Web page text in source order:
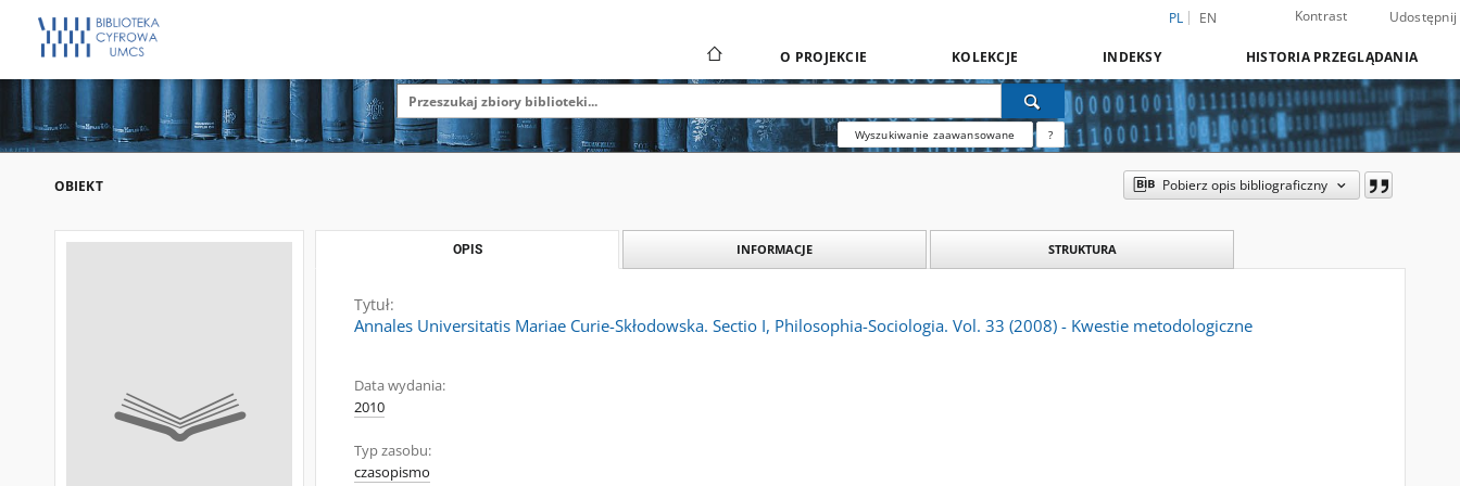
PL EN Kontrast Udostępnij
O PROJEKCIE KOLEKCJE INDEKSY HISTORIA PRZEGLĄDANIA
Wyszukiwanie zaawansowane ?
OBIEKT Pobierz opis bibliograficzny
OPIS INFORMACJE STRUKTURA
Tytuł:
Annales Universitatis Mariae Curie-Skłodowska. Sectio I, Philosophia-Sociologia. Vol. 33 (2008) - Kwestie metodologiczne
Data wydania:
2010
Typ zasobu:
czasopismo